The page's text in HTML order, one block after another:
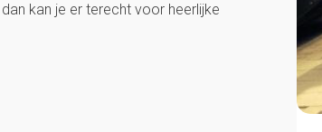
kan je er terecht voor heerlijke